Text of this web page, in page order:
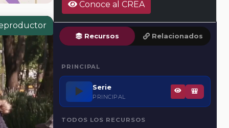
Conoce al CREA
Recursos Relacionados
PRINCIPAL
▶️ Serie
PRINCIPAL
🎒
TODOS LOS RECURSOS